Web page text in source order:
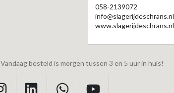
058-2139072
info@slagerijdeschrans.nl
www.slagerijdeschrans.nl
Vandaag besteld is morgen tussen 3 en 5 uur in huis!